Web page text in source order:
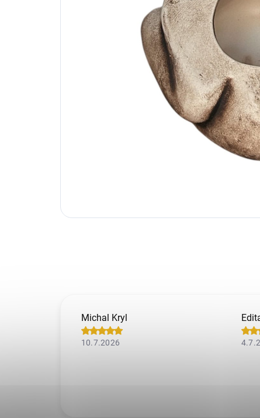
Michal Kryl
10.7.2026